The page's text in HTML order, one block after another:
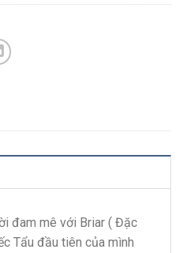
đam mê với Briar ( Đặc
Tẩu đầu tiên của mình